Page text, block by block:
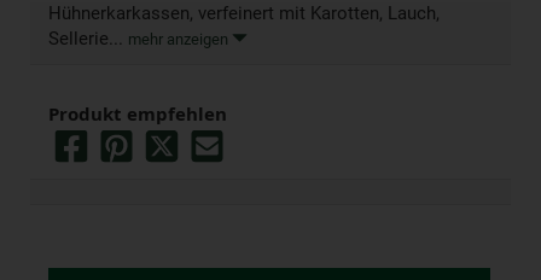
Hühnerkarkassen, verfeinert mit Karotten, Lauch,
Sellerie... mehr anzeigen
Produkt empfehlen